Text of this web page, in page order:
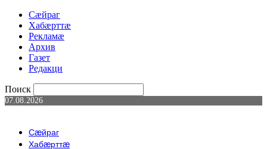
Сæйраг
Хабæрттæ
Рекламæ
Архив
Газет
Редакци
Поиск
07.08.2026
Сæйраг
Хабæрттæ